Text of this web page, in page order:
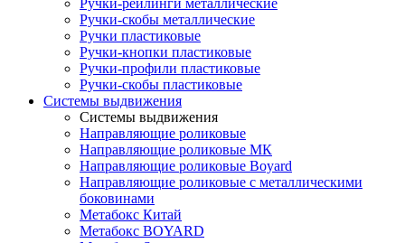
Ручки-рейлинги металлические
Ручки-скобы металлические
Ручки пластиковые
Ручки-кнопки пластиковые
Ручки-профили пластиковые
Ручки-скобы пластиковые
Системы выдвижения
Системы выдвижения
Направляющие роликовые
Направляющие роликовые МК
Направляющие роликовые Boyard
Направляющие роликовые с металлическими
боковинами
Метабокс Китай
Метабокс BOYARD